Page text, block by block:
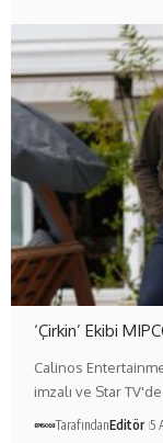
‘Çirkin’ Ekibi
Calinos
imzalı ve Star
TarafındanEditör 5